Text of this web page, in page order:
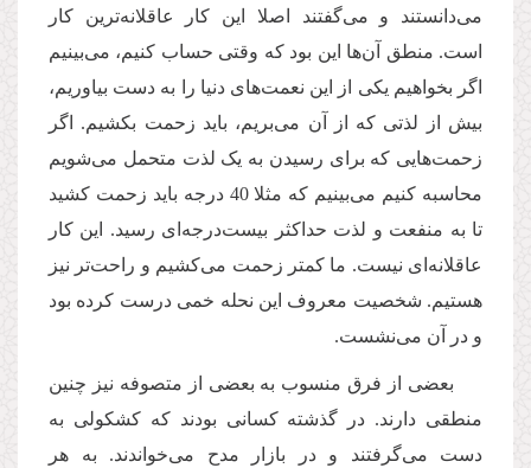
می‌دانستند و می‌گفتند اصلا این کار عاقلانه‌ترین کار
است. منطق آن‌ها این بود که وقتی حساب کنیم، می‌بینیم
اگر بخواهیم یکی از این نعمت‌های دنیا را به دست بیاوریم،
بیش از لذتی که از آن می‌بریم، باید زحمت بکشیم. اگر
زحمت‌هایی که برای رسیدن به یک لذت متحمل می‌شویم
محاسبه کنیم می‌بینیم که مثلا 40 درجه باید زحمت کشید
تا به منفعت و لذت حداکثر بیست‌درجه‌ای رسید. این کار
عاقلانه‌ای نیست. ما کمتر زحمت می‌کشیم و راحت‌تر نیز
هستیم. شخصیت معروف‌ این نحله خمی درست کرده بود
و در آن می‌نشست.
بعضی از فرق منسوب به بعضی از متصوفه نیز چنین
منطقی دارند. در گذشته کسانی بودند که کشکولی به
دست می‌گرفتند و در بازار مدح می‌خواندند. به هر